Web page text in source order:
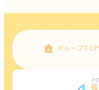
グループTOP